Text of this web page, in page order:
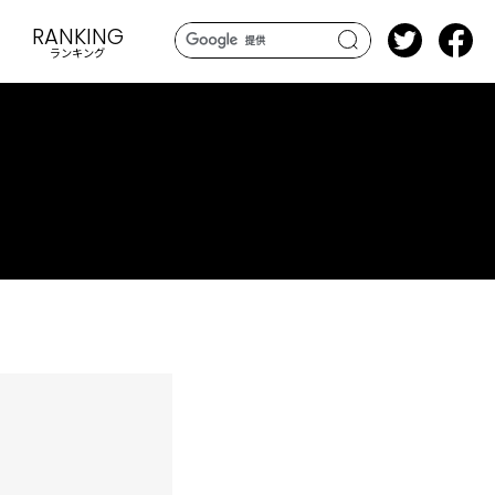
search
RANKING
ランキング